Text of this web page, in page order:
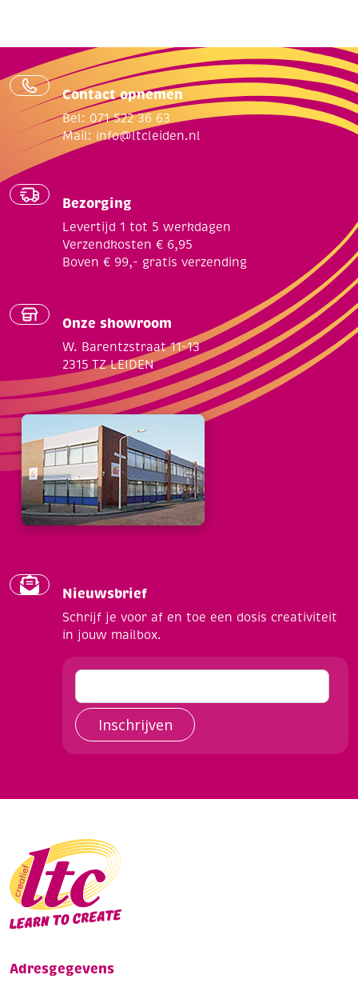
Contact opnemen
Bel: 071 522 36 63
Mail: info@ltcleiden.nl
Bezorging
Levertijd 1 tot 5 werkdagen
Verzendkosten € 6,95
Boven € 99,- gratis verzending
Onze showroom
W. Barentzstraat 11-13
2315 TZ LEIDEN
Nieuwsbrief
Schrijf je voor af en toe een dosis creativiteit
in jouw mailbox.
Inschrijven
Adresgegevens